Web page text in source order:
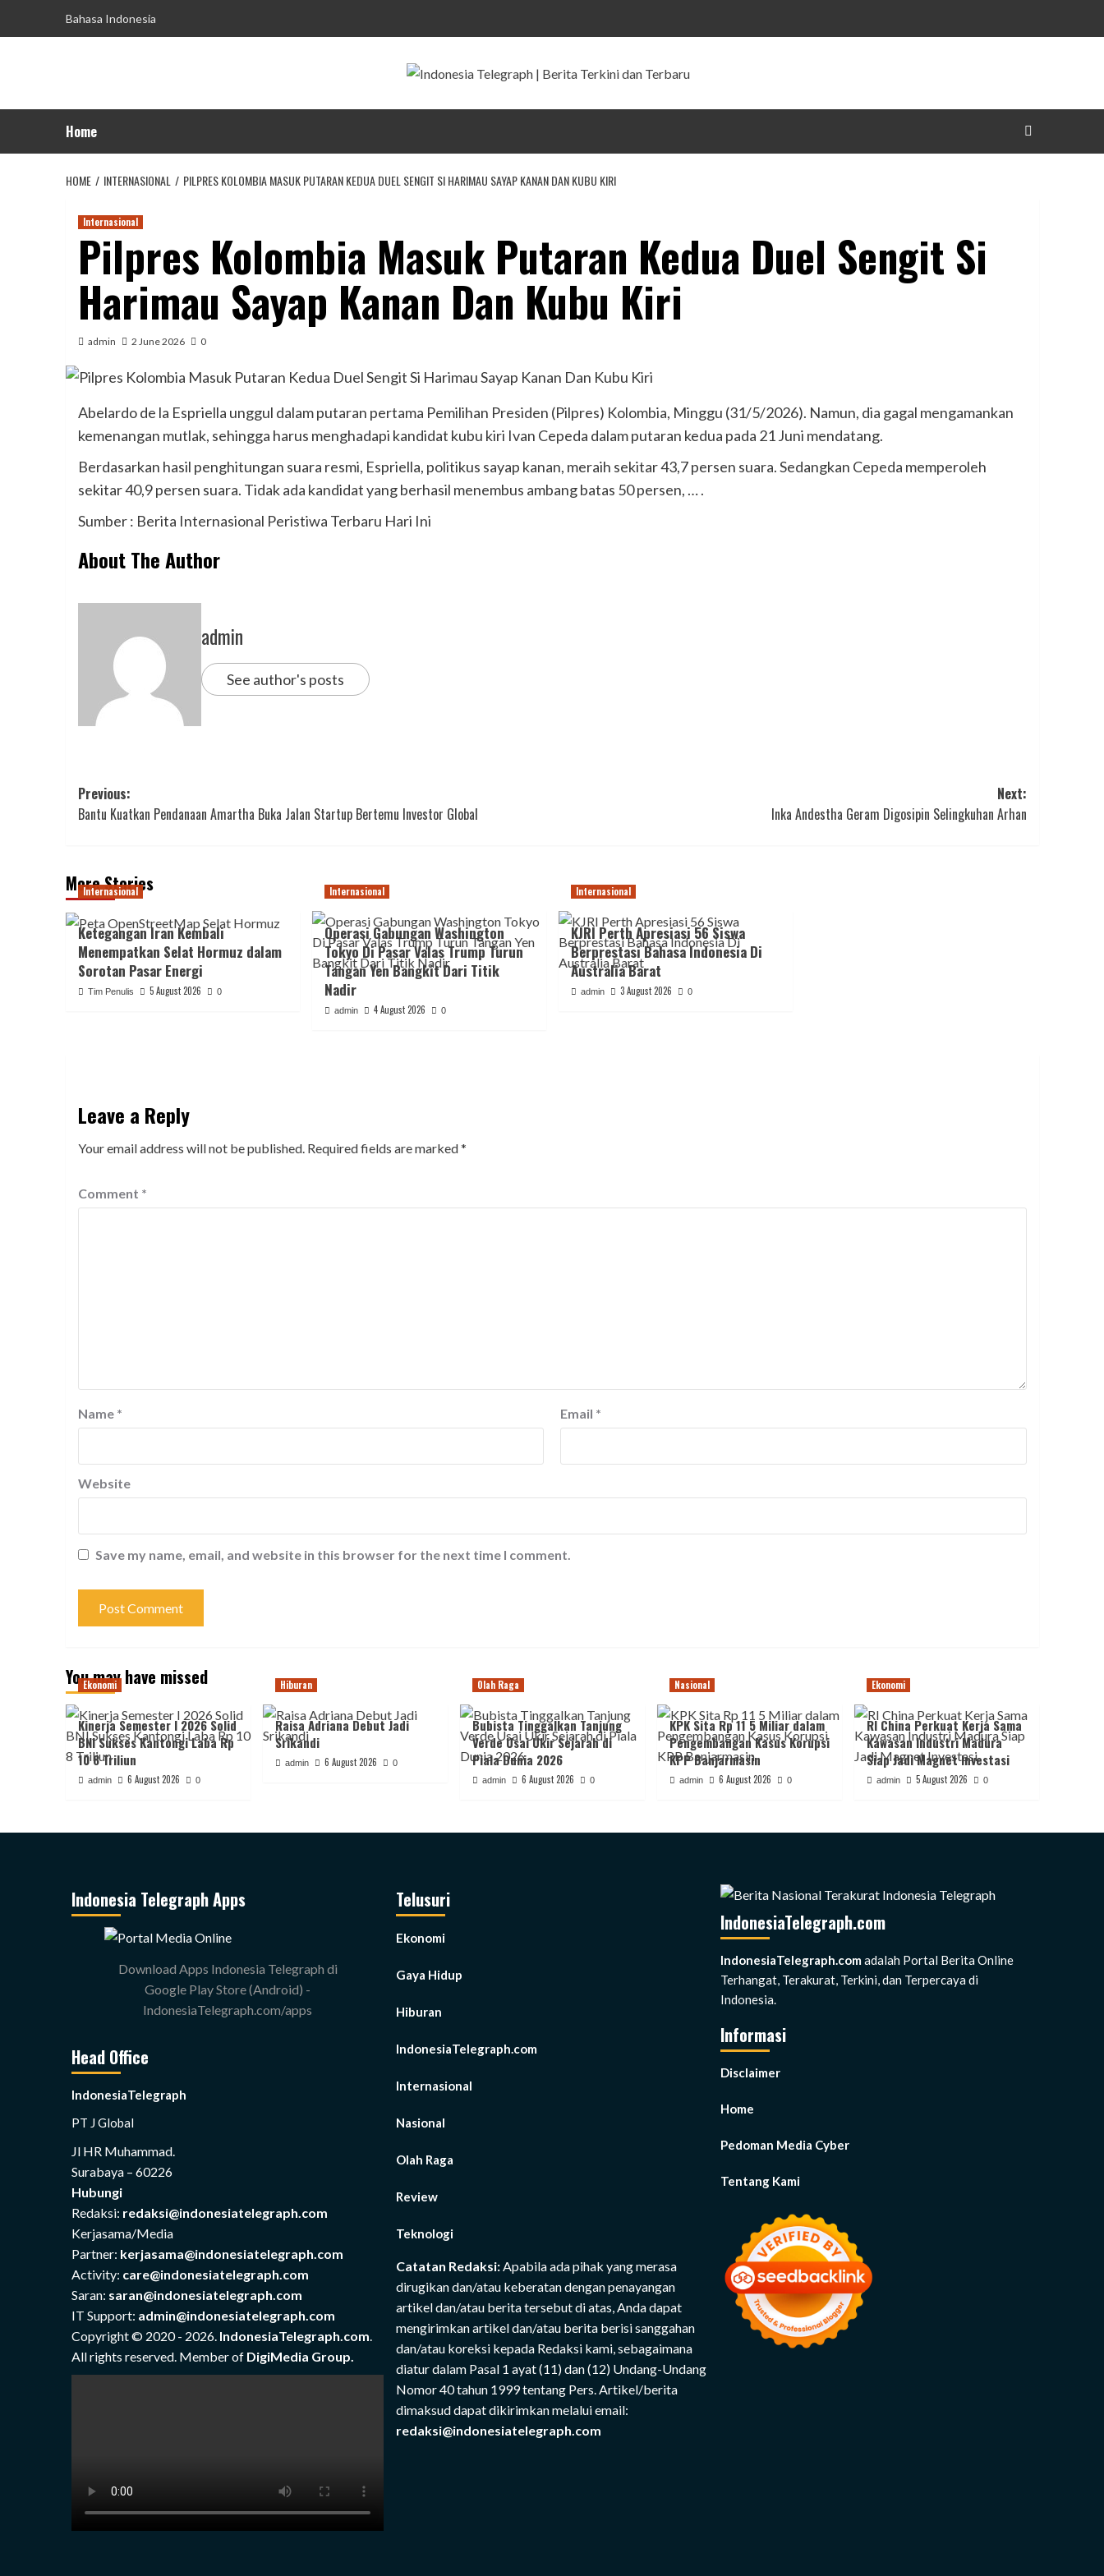
Bahasa Indonesia
Home
HOME INTERNASIONAL PILPRES KOLOMBIA MASUK PUTARAN KEDUA DUEL SENGIT SI HARIMAU SAYAP KANAN DAN KUBU KIRI
Internasional
Pilpres Kolombia Masuk Putaran Kedua Duel Sengit Si
Harimau Sayap Kanan Dan Kubu Kiri
admin 2 June 2026 0
Abelardo de la Espriella unggul dalam putaran pertama Pemilihan Presiden (Pilpres) Kolombia, Minggu (31/5/2026). Namun, dia gagal mengamankan
kemenangan mutlak, sehingga harus menghadapi kandidat kubu kiri Ivan Cepeda dalam putaran kedua pada 21 Juni mendatang.
Berdasarkan hasil penghitungan suara resmi, Espriella, politikus sayap kanan, meraih sekitar 43,7 persen suara. Sedangkan Cepeda memperoleh
sekitar 40,9 persen suara. Tidak ada kandidat yang berhasil menembus ambang batas 50 persen, … .
Sumber : Berita Internasional Peristiwa Terbaru Hari Ini
About The Author
admin
See author's posts
Post
navigation
Previous:
Bantu Kuatkan Pendanaan Amartha Buka Jalan Startup Bertemu Investor Global
Next:
Inka Andestha Geram Digosipin Selingkuhan Arhan
More Stories
Internasional
Ketegangan Iran Kembali
Menempatkan Selat Hormuz dalam
Sorotan Pasar Energi
Tim Penulis 5 August 2026 0
Internasional
Operasi Gabungan Washington
Tokyo Di Pasar Valas Trump Turun
Tangan Yen Bangkit Dari Titik
Nadir
admin 4 August 2026 0
Internasional
KJRI Perth Apresiasi 56 Siswa
Berprestasi Bahasa Indonesia Di
Australia Barat
admin 3 August 2026 0
Leave a Reply
Your email address will not be published. Required fields are marked*
Comment *
Name * Email *
Website
Save my name, email, and website in this browser for the next time I comment.
You may have missed
Ekonomi
Kinerja Semester I 2026 Solid
BNI Sukses Kantongi Laba Rp
10 8 Triliun
admin 6 August 2026 0
Hiburan
Raisa Adriana Debut Jadi
Srikandi
admin 6 August 2026 0
Olah Raga
Bubista Tinggalkan Tanjung
Verde Usai Ukir Sejarah di
Piala Dunia 2026
admin 6 August 2026 0
Nasional
KPK Sita Rp 11 5 Miliar dalam
Pengembangan Kasus Korupsi
KPP Banjarmasin
admin 6 August 2026 0
Ekonomi
RI China Perkuat Kerja Sama
Kawasan Industri Madura
Siap Jadi Magnet Investasi
admin 5 August 2026 0
Indonesia Telegraph Apps
Download Apps Indonesia Telegraph di
Google Play Store (Android) -
IndonesiaTelegraph.com/apps
Head Office
IndonesiaTelegraph
PT J Global
Jl HR Muhammad.
Surabaya – 60226
Hubungi
Redaksi: redaksi@indonesiatelegraph.com
Kerjasama/Media
Partner: kerjasama@indonesiatelegraph.com
Activity: care@indonesiatelegraph.com
Saran: saran@indonesiatelegraph.com
IT Support: admin@indonesiatelegraph.com
Copyright © 2020 - 2026. IndonesiaTelegraph.com.
All rights reserved. Member of DigiMedia Group.
Telusuri
Ekonomi
Gaya Hidup
Hiburan
IndonesiaTelegraph.com
Internasional
Nasional
Olah Raga
Review
Teknologi
Catatan Redaksi:Apabila ada pihak yang merasa
dirugikan dan/atau keberatan dengan penayangan
artikel dan/atau berita tersebut di atas, Anda dapat
mengirimkan artikel dan/atau berita berisi sanggahan
dan/atau koreksi kepada Redaksi kami, sebagaimana
diatur dalam Pasal 1 ayat (11) dan (12) Undang-Undang
Nomor 40 tahun 1999 tentang Pers. Artikel/berita
dimaksud dapat dikirimkan melalui email:
redaksi@indonesiatelegraph.com
IndonesiaTelegraph.com
IndonesiaTelegraph.com adalah Portal Berita Online
Terhangat, Terakurat, Terkini, dan Terpercaya di
Indonesia.
Informasi
Disclaimer
Home
Pedoman Media Cyber
Tentang Kami